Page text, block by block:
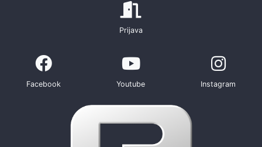
Prijava
Facebook Youtube Instagram